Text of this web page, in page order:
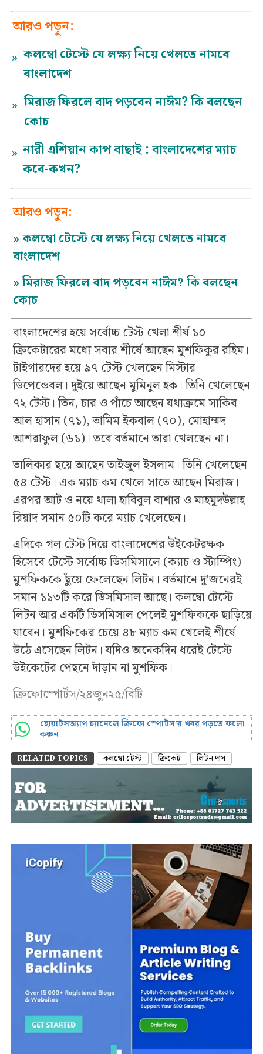
আরও পড়ুন:
» কলম্বো টেস্টে যে লক্ষ্য নিয়ে খেলতে নামবে
বাংলাদেশ
» মিরাজ ফিরলে বাদ পড়বেন নাঈম? কি বলছেন
কোচ
» নারী এশিয়ান কাপ বাছাই : বাংলাদেশের ম্যাচ
কবে-কখন?
আরও পড়ুন:
»কলম্বো টেস্টে যে লক্ষ্য নিয়ে খেলতে নামবে
বাংলাদেশ
»মিরাজ ফিরলে বাদ পড়বেন নাঈম? কি বলছেন
কোচ
বাংলাদেশের হয়ে সর্বোচ্চ টেস্ট খেলা শীর্ষ ১০
ক্রিকেটারের মধ্যে সবার শীর্ষে আছেন মুশফিকুর রহিম।
টাইগারদের হয়ে ৯৭ টেস্ট খেলছেন মিস্টার
ডিপেন্ডেবল। দুইয়ে আছেন মুমিনুল হক। তিনি খেলেছেন
৭২ টেস্ট। তিন, চার ও পাঁচে আছেন যথাক্রমে সাকিব
আল হাসান (৭১), তামিম ইকবাল (৭০), মোহাম্মদ
আশরাফুল (৬১)। তবে বর্তমানে তারা খেলছেন না।
তালিকার ছয়ে আছেন তাইজুল ইসলাম। তিনি খেলেছেন
৫৪ টেস্ট। এক ম্যাচ কম খেলে সাতে আছেন মিরাজ।
এরপর আট ও নয়ে থালা হাবিবুল বাশার ও মাহমুদউল্লাহ
রিয়াদ সমান ৫০টি করে ম্যাচ খেলেছেন।
এদিকে গল টেস্ট দিয়ে বাংলাদেশের উইকেটরক্ষক
হিসেবে টেস্টে সর্বোচ্চ ডিসমিসালে (ক্যাচ ও স্টাম্পিং)
মুশফিককে ছুঁয়ে ফেলেছেন লিটন। বর্তমানে দু’জনেরই
সমান ১১৩টি করে ডিসমিসাল আছে। কলম্বো টেস্টে
লিটন আর একটি ডিসমিসাল পেলেই মুশফিককে ছাড়িয়ে
যাবেন। মুশফিকের চেয়ে ৪৮ ম্যাচ কম খেলেই শীর্ষে
উঠে এসেছেন লিটন। যদিও অনেকদিন ধরেই টেস্টে
উইকেটের পেছনে দাঁড়ান না মুশফিক।
ক্রিফোস্পোর্টস/২৪জুন২৫/বিটি
হোয়াটসঅ্যাপ চ্যানেলে ক্রিফো স্পোর্টস’র খবর পড়তে ফলো
করুন
RELATED TOPICS কলম্বো টেস্ট ক্রিকেট লিটন দাস